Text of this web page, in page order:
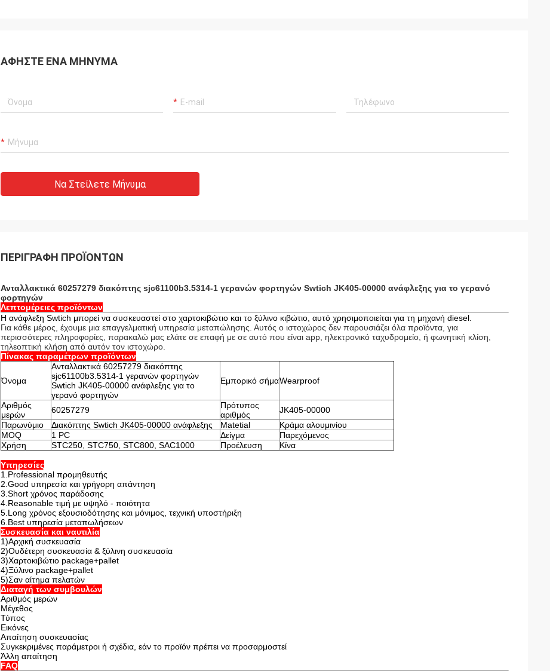
ΑΦΉΣΤΕ ΈΝΑ ΜΉΝΥΜΑ
Να Στείλετε Μήνυμα
ΠΕΡΙΓΡΑΦΉ ΠΡΟΪΌΝΤΩΝ
Ανταλλακτικά 60257279 διακόπτης sjc61100b3.5314-1 γερανών φορτηγών Swtich JK405-00000 ανάφλεξης για το γερανό
φορτηγών
Λεπτομέρειες προϊόντων
Η ανάφλεξη Swtich μπορεί να συσκευαστεί στο χαρτοκιβώτιο και το ξύλινο κιβώτιο, αυτό χρησιμοποιείται για τη μηχανή diesel.
Για κάθε μέρος, έχουμε μια επαγγελματική υπηρεσία μεταπώλησης. Αυτός ο ιστοχώρος δεν παρουσιάζει όλα προϊόντα, για
περισσότερες πληροφορίες, παρακαλώ μας ελάτε σε επαφή με σε αυτό που είναι app, ηλεκτρονικό ταχυδρομείο, ή φωνητική κλίση,
τηλεοπτική κλήση από αυτόν τον ιστοχώρο.
Πίνακας παραμέτρων προϊόντων
Όνομα
Ανταλλακτικά 60257279 διακόπτης
sjc61100b3.5314-1 γερανών φορτηγών
Swtich JK405-00000 ανάφλεξης για το
γερανό φορτηγών
Εμπορικό σήμαWearproof
Αριθμός
μερών
60257279
Πρότυπος
αριθμός
JK405-00000
Παρωνύμιο
Διακόπτης Swtich JK405-00000 ανάφλεξης Matetial
Κράμα αλουμινίου
MOQ
1 PC Δείγμα
Παρεχόμενος
Χρήση
STC250, STC750, STC800, SAC1000 Προέλευση Κίνα
Υπηρεσίες
1.Professional προμηθευτής
2.Good υπηρεσία και γρήγορη απάντηση
3.Short χρόνος παράδοσης
4.Reasonable τιμή με υψηλό - ποιότητα
5.Long χρόνος εξουσιοδότησης και μόνιμος, τεχνική υποστήριξη
6.Best υπηρεσία μεταπωλήσεων
Συσκευασία και ναυτιλία
1)Αρχική συσκευασία
2)Ουδέτερη συσκευασία & ξύλινη συσκευασία
3)Χαρτοκιβώτιο package+pallet
4)Ξύλινο package+pallet
5)Σαν αίτημα πελατών
Διαταγή των συμβουλών
Αριθμός μερών
Μέγεθος
Τύπος
Εικόνες
Απαίτηση συσκευασίας
Συγκεκριμένες παράμετροι ή σχέδια, εάν το προϊόν πρέπει να προσαρμοστεί
Άλλη απαίτηση
FAQ